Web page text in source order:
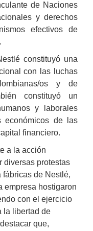
de Naciones
y derechos
efectivos de
constituyó una
con las luchas
os y de
constituyó un
y laborales
económicos de las
financiero.
a la acción
diversas protestas
de Nestlé,
empresa hostigaron
con el ejercicio
la libertad de
que,